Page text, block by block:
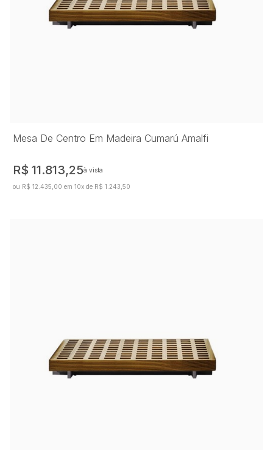
Mesa De Centro Em Madeira Cumarú Amalfi
R$ 11.813,25à vista
ou R$ 12.435,00 em 10x de R$ 1.243,50